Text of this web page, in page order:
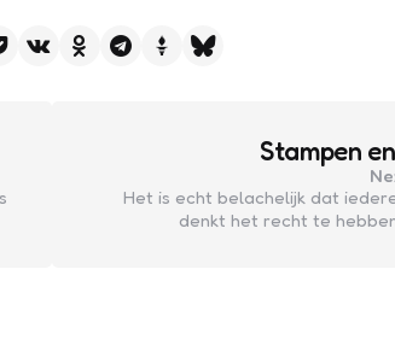
Stampen
Het is echt belachelijk dat
denkt het recht te hebben